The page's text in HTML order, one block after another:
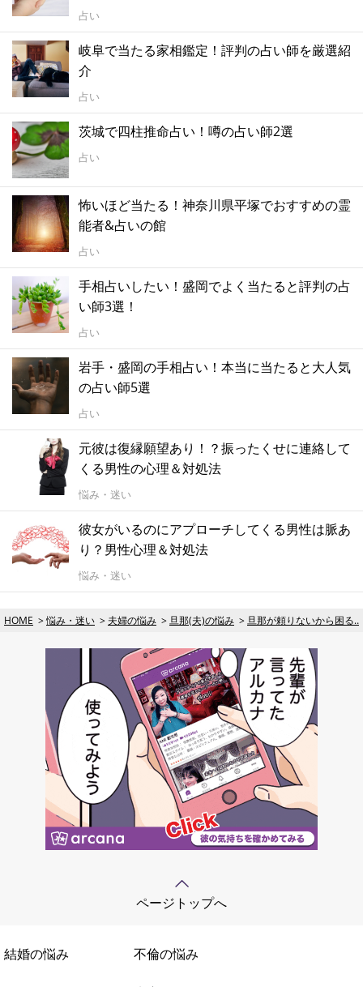
占い
岐阜で当たる家相鑑定！評判の占い師を厳選紹
介
占い
茨城で四柱推命占い！噂の占い師2選
占い
怖いほど当たる！神奈川県平塚でおすすめの霊
能者&占いの館
占い
手相占いしたい！盛岡でよく当たると評判の占
い師3選！
占い
岩手・盛岡の手相占い！本当に当たると大人気
の占い師5選
占い
元彼は復縁願望あり！？振ったくせに連絡して
くる男性の心理＆対処法
悩み・迷い
彼女がいるのにアプローチしてくる男性は脈あ
り？男性心理＆対処法
悩み・迷い
HOME 悩み・迷い 夫婦の悩み 旦那(夫)の悩み 旦那が頼りないから困る
ページトップへ
結婚の悩み 不倫の悩み